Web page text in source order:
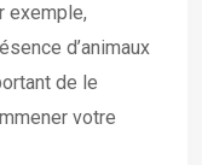
exemple,
d’animaux
de le
votre